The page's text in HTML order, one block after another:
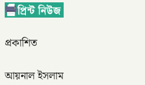
প্রকাশিত
আয়নাল ইসলাম